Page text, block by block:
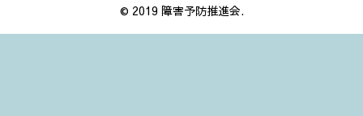
© 2019 障害予防推進会.